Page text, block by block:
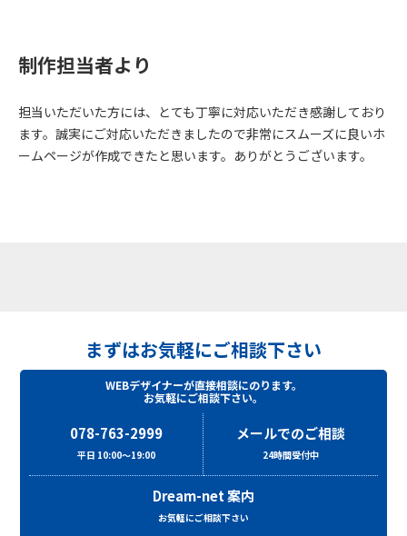
制作担当者より
担当いただいた方には、とても丁寧に対応いただき感謝しており
ます。誠実にご対応いただきましたので非常にスムーズに良いホ
ームページが作成できたと思います。ありがとうございます。
まずはお気軽にご相談下さい
WEBデザイナーが直接相談にのります。
お気軽にご相談下さい。
078-763-2999
平日 10:00～19:00
メールでのご相談
24時間受付中
Dream-net 案内
お気軽にご相談下さい